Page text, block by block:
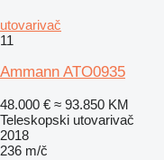
utovarivač
11
Ammann ATO0935
48.000 € ≈ 93.850 KM
Teleskopski utovarivač
2018
236 m/č